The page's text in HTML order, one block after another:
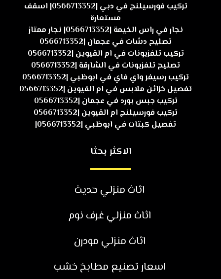
تركيب فورسيلنج في دبي |0566713352| اسقف
مستعارة
نجار في راس الخيمة |0566713352| نجار ممتاز
تصليح دشات في عجمان |0566713352
تركيب تلفزيونات في ام القيوين |0566713352
تصليح تلفزيونات في الشارقة |0566713352
تركيب رسيفر واي فاي في ابوظبي |0566713352
تفصيل خزائن ملابس في ام القيوين |0566713352
تركيب جبس بورد في عجمان |0566713352
تركيب فورسيلنج ام القيوين |0566713352
تفصيل كبتات في ابوظبي |0566713352|
الاكثر بحثا
اثاث منزلي حديث
اثاث منزلي غرف نوم
اثاث منزلي مودرن
اسعار تصنيع مطابخ خشب